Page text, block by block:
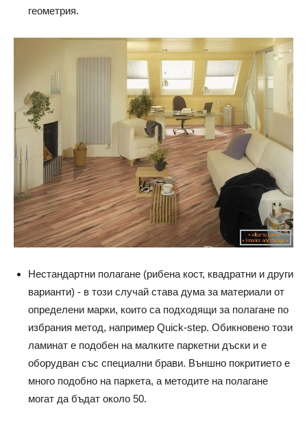
геометрия.
Нестандартни полагане (рибена кост, квадратни и други
варианти) - в този случай става дума за материали от
определени марки, които са подходящи за полагане по
избрания метод, например Quick-step. Обикновено този
ламинат е подобен на малките паркетни дъски и е
оборудван със специални брави. Външно покритието е
много подобно на паркета, а методите на полагане
могат да бъдат около 50.